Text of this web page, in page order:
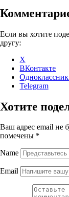
Если вы хотите
другу:
X
ВКонтакте
Telegram
Хотите
Ваш адрес email не
помечены *
Name
Email